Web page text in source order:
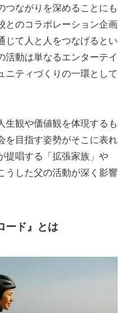
つながりを深めることにも
とのコラボレーション企画
じて人と人をつなげるとい
活動は単なるエンターテイ
ニティづくりの一環として
生観や価値観を体現するも
を目指す姿勢がそこに表れ
提唱する「拡張家族」や
うした父の活動が深く影響
ード』とは